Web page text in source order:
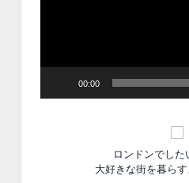
00:00
ロンドンでした
大好きな街を暮ら